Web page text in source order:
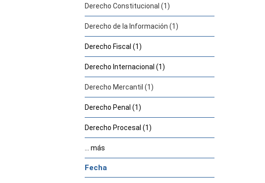
Derecho Constitucional (1)
Derecho de la Información (1)
Derecho Fiscal (1)
Derecho Internacional (1)
Derecho Mercantil (1)
Derecho Penal (1)
Derecho Procesal (1)
... más
Fecha